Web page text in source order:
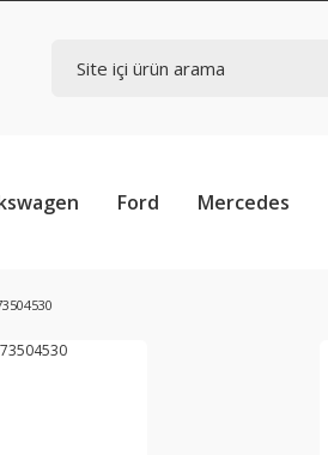
Ford Mercedes